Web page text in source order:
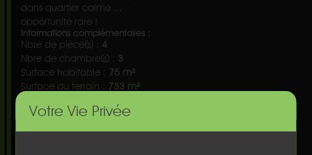
Votre Vie Privée
dans quartier calme ...
opportunité rare !
Informations complémentaires :
Nbre de pièce(s) : 4
Nbre de chambre(s) : 3
Surface habitable :
75 m²
Surface du terrain :
733 m²
Balcon(s) : non